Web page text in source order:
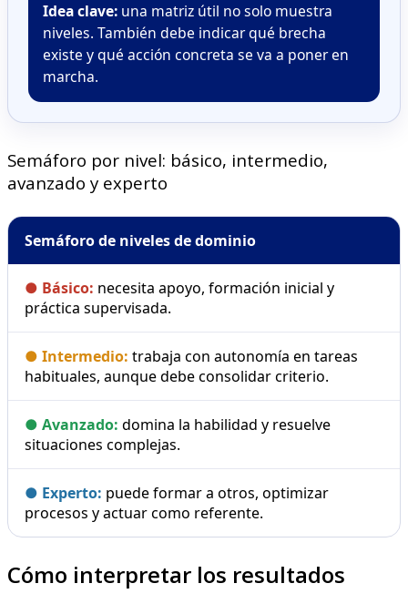
Idea clave: una matriz útil no solo muestra
niveles. También debe indicar qué brecha
existe y qué acción concreta se va a poner en
marcha.
Semáforo por nivel: básico, intermedio,
avanzado y experto
Semáforo de niveles de dominio
● Básico: necesita apoyo, formación inicial y
práctica supervisada.
● Intermedio: trabaja con autonomía en tareas
habituales, aunque debe consolidar criterio.
● Avanzado: domina la habilidad y resuelve
situaciones complejas.
● Experto: puede formar a otros, optimizar
procesos y actuar como referente.
Cómo interpretar los resultados